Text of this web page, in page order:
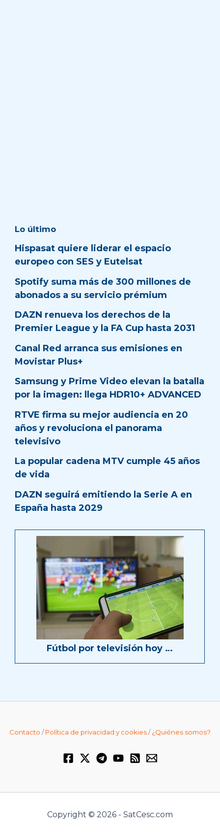
Lo último
Hispasat quiere liderar el espacio
europeo con SES y Eutelsat
Spotify suma más de 300 millones de
abonados a su servicio prémium
DAZN renueva los derechos de la
Premier League y la FA Cup hasta 2031
Canal Red arranca sus emisiones en
Movistar Plus+
Samsung y Prime Video elevan la batalla
por la imagen: llega HDR10+ ADVANCED
RTVE firma su mejor audiencia en 20
años y revoluciona el panorama
televisivo
La popular cadena MTV cumple 45 años
de vida
DAZN seguirá emitiendo la Serie A en
España hasta 2029
Fútbol por televisión hoy …
Contacto /Política de privacidad y cookies/¿Quiénes somos?
Copyright © 2026 - SatCesc.com